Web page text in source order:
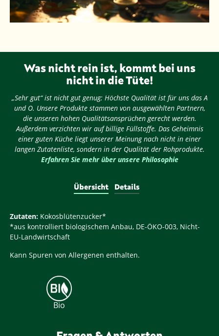
Was nicht rein ist, kommt bei uns
nicht in die Tüte!
„Sehr gut“ ist nicht gut genug: Höchste Qualität ist für uns das A
und O. Unsere Produkte stammen von ausgewählten Partnern,
die unseren hohen Qualitätsansprüchen gerecht werden.
Außerdem verzichten wir auf billige Füllstoffe. Das Geheimnis
einer guten Küche liegt unserer Meinung nach nicht in einer
langen Zutatenliste, sondern in der Qualität der Rohprodukte.
Erfahren Sie mehr über unsere Philosophie
Übersicht Details
Zutaten: Kokosblütenzucker*
*aus kontrolliert biologischem Anbau, DE-ÖKO-003, Nicht-
EU-Landwirtschaft
Kann Spuren von Allergenen enthalten.
Bio